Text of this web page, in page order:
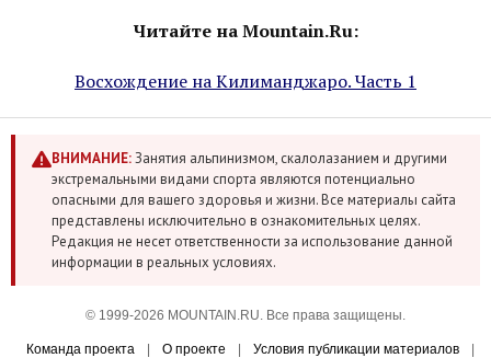
Читайте на Mountain.Ru:
Восхождение на Килиманджаро. Часть 1
ВНИМАНИЕ:Занятия альпинизмом, скалолазанием и другими
экстремальными видами спорта являются потенциально
опасными для вашего здоровья и жизни. Все материалы сайта
представлены исключительно в ознакомительных целях.
Редакция не несет ответственности за использование данной
информации в реальных условиях.
© 1999-2026 MOUNTAIN.RU. Все права защищены.
Команда проекта О проекте Условия публикации материалов